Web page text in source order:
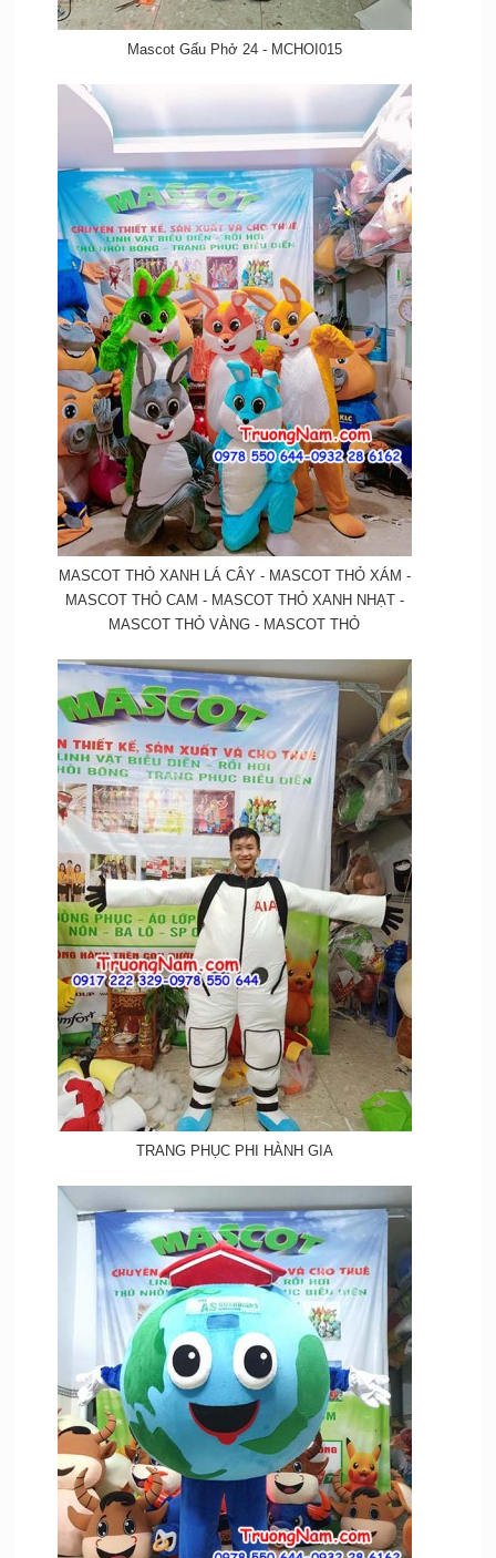
Mascot Gấu Phở 24 - MCHOI015
MASCOT THỎ XANH LÁ CÂY - MASCOT THỎ XÁM -
MASCOT THỎ CAM - MASCOT THỎ XANH NHẠT -
MASCOT THỎ VÀNG - MASCOT THỎ
TRANG PHỤC PHI HÀNH GIA